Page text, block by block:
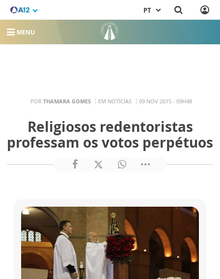
PT
MENU
POR THAMARA GOMES EM NOTÍCIAS 09 NOV 2015 - 09H48
Religiosos redentoristas
professam os votos perpétuos